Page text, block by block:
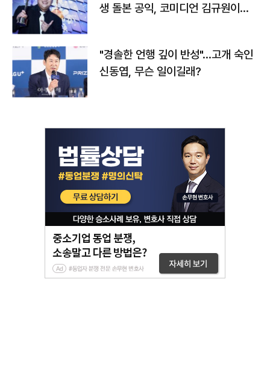
생 돌본 공익, 코미디언 김규원이었
"경솔한 언행 깊이 반성"…고개 숙인
신동엽, 무슨 일이길래?